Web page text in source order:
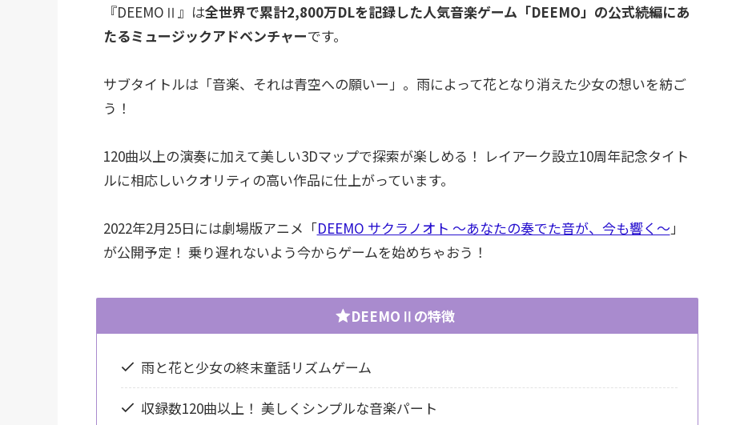
『DEEMOⅡ』は全世界で累計2,800万DLを記録した人気音楽ゲーム「DEEMO」の公式続編にあ
たるミュージックアドベンチャーです。
サブタイトルは「音楽、それは青空への願いー」。雨によって花となり消えた少女の想いを紡ご
う！
120曲以上の演奏に加えて美しい3Dマップで探索が楽しめる！ レイアーク設立10周年記念タイト
ルに相応しいクオリティの高い作品に仕上がっています。
2022年2月25日には劇場版アニメ「DEEMO サクラノオト ～あなたの奏でた音が、今も響く～ 」
が公開予定！ 乗り遅れないよう今からゲームを始めちゃおう！
DEEMOⅡの特徴
雨と花と少女の終末童話リズムゲーム
収録数120曲以上！ 美しくシンプルな音楽パート